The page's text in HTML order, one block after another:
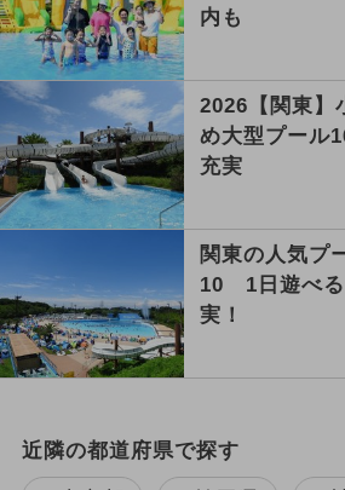
内も
2026【関東】
め大型プール
充実
関東の人気プ
10 1日遊べる
実！
近隣の都道府県で探す